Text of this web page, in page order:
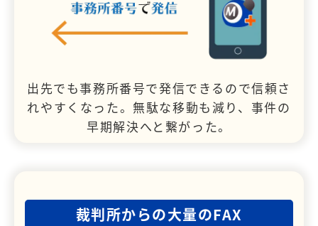
出先でも事務所番号で発信できるので信頼さ
れやすくなった。無駄な移動も減り、事件の
早期解決へと繋がった。
裁判所からの大量のFAX